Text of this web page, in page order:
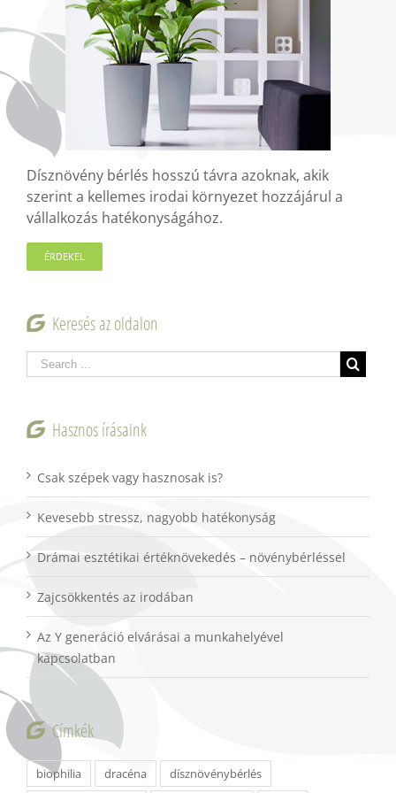
Dísznövény bérlés hosszú távra azoknak, akik
szerint a kellemes irodai környezet hozzájárul a
vállalkozás hatékonyságához.
ÉRDEKEL
Keresés az oldalon
Hasznos írásaink
Csak szépek vagy hasznosak is?
Kevesebb stressz, nagyobb hatékonyság
Drámai esztétikai értéknövekedés – növénybérléssel
Zajcsökkentés az irodában
Az Y generáció elvárásai a munkahelyével
kapcsolatban
Címkék
biophilia dracéna dísznövénybérlés